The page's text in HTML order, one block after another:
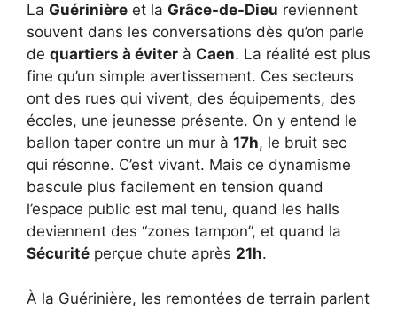
La Guérinière et la Grâce-de-Dieu reviennent
souvent dans les conversations dès qu’on parle
de quartiers à éviter à Caen. La réalité est plus
fine qu’un simple avertissement. Ces secteurs
ont des rues qui vivent, des équipements, des
écoles, une jeunesse présente. On y entend le
ballon taper contre un mur à 17h, le bruit sec
qui résonne. C’est vivant. Mais ce dynamisme
bascule plus facilement en tension quand
l’espace public est mal tenu, quand les halls
deviennent des “zones tampon”, et quand la
Sécurité perçue chute après 21h.
À la Guérinière, les remontées de terrain parlent